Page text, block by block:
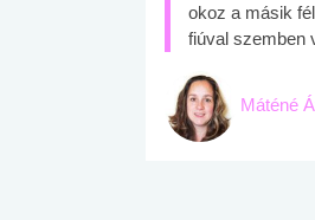
okoz a másik
fiúval szemben
Máténé